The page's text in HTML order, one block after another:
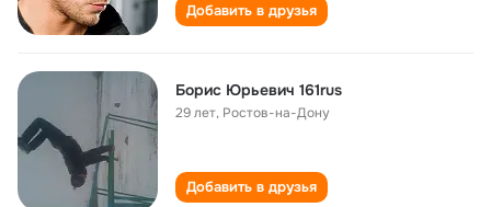
Добавить в друзья
Борис Юрьевич 161rus
29 лет, Ростов-на-Дону
Добавить в друзья